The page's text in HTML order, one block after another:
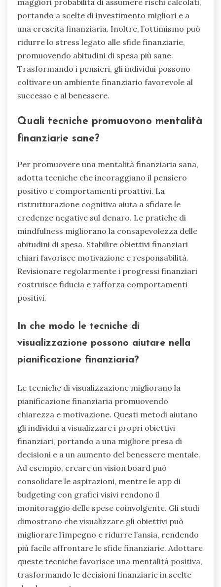
maggiori probabilità di assumere rischi calcolati,
portando a scelte di investimento migliori e a
una crescita finanziaria. Inoltre, l’ottimismo può
ridurre lo stress legato alle sfide finanziarie,
promuovendo abitudini di spesa più sane.
Trasformando i pensieri, gli individui possono
coltivare un ambiente finanziario favorevole al
successo e al benessere.
Quali tecniche promuovono mentalità
finanziarie sane?
Per promuovere una mentalità finanziaria sana,
adotta tecniche che incoraggiano il pensiero
positivo e comportamenti proattivi. La
ristrutturazione cognitiva aiuta a sfidare le
credenze negative sul denaro. Le pratiche di
mindfulness migliorano la consapevolezza delle
abitudini di spesa. Stabilire obiettivi finanziari
chiari favorisce motivazione e responsabilità.
Revisionare regolarmente i progressi finanziari
costruisce fiducia e rafforza comportamenti
positivi.
In che modo le tecniche di
visualizzazione possono aiutare nella
pianificazione finanziaria?
Le tecniche di visualizzazione migliorano la
pianificazione finanziaria promuovendo
chiarezza e motivazione. Questi metodi aiutano
gli individui a visualizzare i propri obiettivi
finanziari, portando a una migliore presa di
decisioni e a un aumento del benessere mentale.
Ad esempio, creare un vision board può
consolidare le aspirazioni, mentre le app di
budgeting con grafici visivi rendono il
monitoraggio delle spese coinvolgente. Gli studi
dimostrano che visualizzare gli obiettivi può
migliorare l’impegno e ridurre l’ansia, rendendo
più facile affrontare le sfide finanziarie. Adottare
queste tecniche favorisce una mentalità positiva,
trasformando le decisioni finanziarie in scelte